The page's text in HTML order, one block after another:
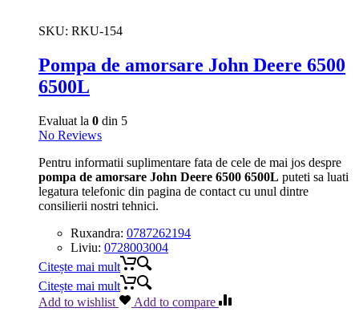
SKU: RKU-154
Pompa de amorsare John Deere 6500
6500L
Evaluat la 0 din 5
No Reviews
Pentru informatii suplimentare fata de cele de mai jos despre
pompa de amorsare John Deere 6500 6500L puteti sa luati
legatura telefonic din pagina de contact cu unul dintre
consilierii nostri tehnici.
Ruxandra: 0787262194
Liviu: 0728003004
Citește mai mult
Citește mai mult
Add to wishlist
Add to compare